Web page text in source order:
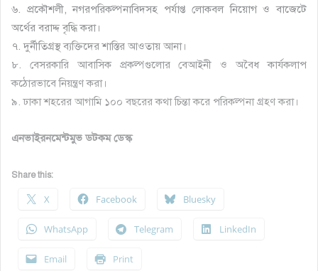
৬. প্রকৌশলী, নগরপরিকল্পনাবিদসহ পর্যাপ্ত লোকবল নিয়োগ ও বাজেটে
অর্থের বরাদ্দ বৃদ্ধি করা।
৭. দুর্নীতিগ্রস্থ ব্যক্তিদের শাস্তির আওতায় আনা।
৮. বেসরকারি আবাসিক প্রকল্পগুলোর বেআইনী ও অবৈধ কার্যকলাপ
কঠোরভাবে নিয়ন্ত্রণ করা।
৯. ঢাকা শহরের আগামি ১০০ বছরের কথা চিন্তা করে পরিকল্পনা গ্রহণ করা।
এনভাইরনমেন্টমুভ ডটকম ডেস্ক
Share this:
X Facebook Bluesky
WhatsApp Telegram LinkedIn
Email Print